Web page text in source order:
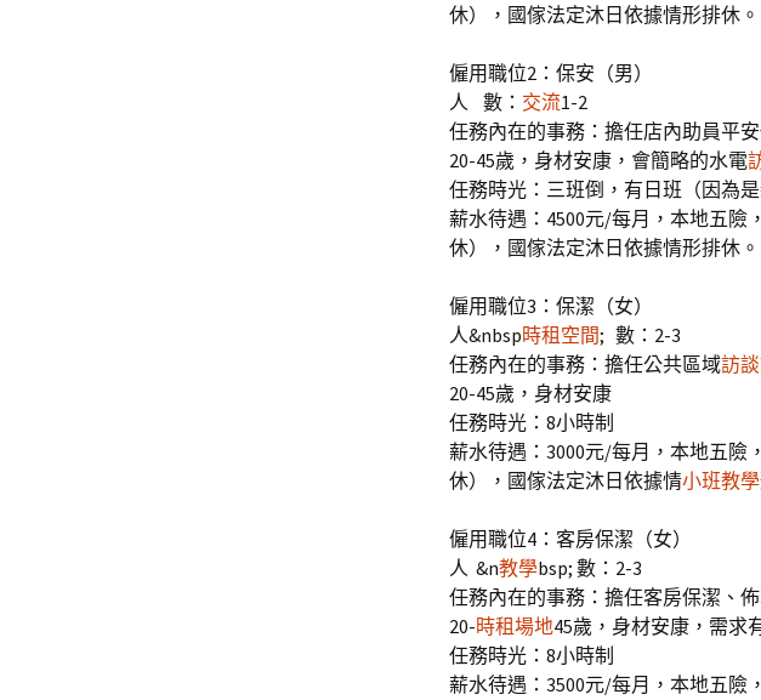
休），國傢法定沐日依據情形排休。
僱用職位2：保安（男）
人 數： 交流1-2
任務內在的事務：擔任店內助員平
20-45歲，身材安康，會簡略的水電
任務時光：三班倒，有日班（因為
薪水待遇：4500元/每月，本地五險
休），國傢法定沐日依據情形排休。
僱用職位3：保潔（女）
人&nbsp時租空間; 數：2-3
任務內在的事務：擔任公共區域訪談
20-45歲，身材安康
任務時光：8小時制
薪水待遇：3000元/每月，本地五險
休），國傢法定沐日依據情小班教學
僱用職位4：客房保潔（女）
人 &n教學bsp; 數：2-3
任務內在的事務：擔任客房保潔、
20-時租場地45歲，身材安康，需求
任務時光：8小時制
薪水待遇：3500元/每月，本地五險